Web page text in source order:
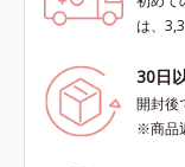
は、
30日
開封後
※商品